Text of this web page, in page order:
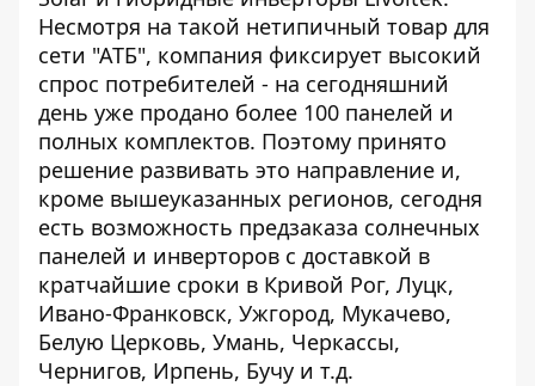
Несмотря на такой нетипичный товар для
сети "АТБ", компания фиксирует высокий
спрос потребителей - на сегодняшний
день уже продано более 100 панелей и
полных комплектов. Поэтому принято
решение развивать это направление и,
кроме вышеуказанных регионов, сегодня
есть возможность предзаказа солнечных
панелей и инверторов с доставкой в ​​
кратчайшие сроки в Кривой Рог, Луцк,
Ивано-Франковск, Ужгород, Мукачево,
Белую Церковь, Умань, Черкассы,
Чернигов, Ирпень, Бучу и т.д.